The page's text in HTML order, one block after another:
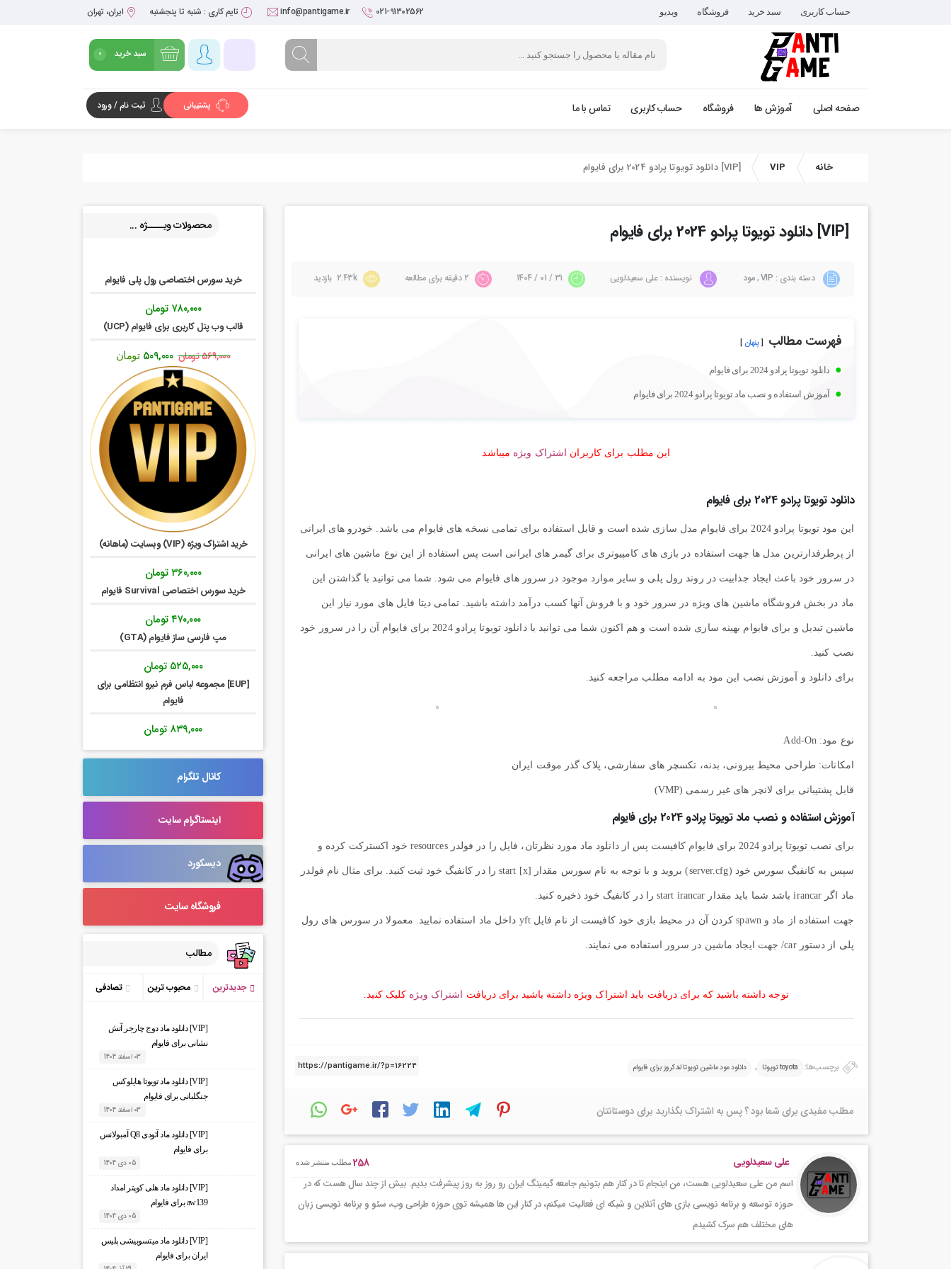
حساب کاربری سبد خرید فروشگاه ویدیو 021-91302562
info@pantigame.ir تایم کاری : شنبه تا پنجشنبه ایران، تهران
سبد خرید 0
صفحه اصلی آموزش ها فروشگاه حساب کاربری تماس با ما پشتیبانی ثبت نام / ورود
خانه VIP [VIP] دانلود تویوتا پرادو 2024 برای فایوام
[VIP] دانلود تویوتا پرادو 2024 برای فایوام
دسته بندی : VIP
,مود نویسنده : علی سعیدلویی 2.43k بازدید
فهرست مطالب پنهان
دانلود تویوتا پرادو 2024 برای فایوام
آموزش استفاده و نصب ماد تویوتا پرادو 2024 برای فایوام
این مطلب برای کاربران اشتراک ویژه میباشد
دانلود تویوتا پرادو 2024 برای فایوام
این مود تویوتا پرادو 2024 برای فایوام مدل سازی شده است و قابل استفاده برای تمامی نسخه های فایوام می باشد. خودرو های ایرانی
از پرطرفدارترین مدل ها جهت استفاده در بازی های کامپیوتری برای گیمر های ایرانی است پس استفاده از این نوع ماشین های ایرانی
در سرور خود باعث ایجاد جذابیت در روند رول پلی و سایر موارد موجود در سرور های فایوام می شود. شما می توانید با گذاشتن این
ماد در بخش فروشگاه ماشین های ویژه در سرور خود و با فروش آنها کسب درآمد داشته باشید. تمامی دیتا فایل های مورد نیاز این
ماشین تبدیل و برای فایوام بهینه سازی شده است و هم اکنون شما می توانید با دانلود تویوتا پرادو 2024 برای فایوام آن را در سرور خود
نصب کنید.
برای دانلود و آموزش نصب این مود به ادامه مطلب مراجعه کنید.
نوع مود: Add-On
امکانات: طراحی محیط بیرونی، بدنه، تکسچر های سفارشی، پلاک گذر موقت ایران
قابل پشتیبانی برای لانچر های غیر رسمی (VMP)
آموزش استفاده و نصب ماد تویوتا پرادو 2024 برای فایوام
برای نصب تویوتا پرادو 2024 برای فایوام کافیست پس از دانلود ماد مورد نظرتان، فایل را در فولدر resources خود اکسترکت کرده و
سپس به کانفیگ سورس خود (server.cfg) بروید و با توجه به نام سورس مقدار start [x] را در کانفیگ خود ثبت کنید. برای مثال نام فولدر
ماد اگر irancar باشد شما باید مقدار start irancar را در کانفیگ خود ذخیره کنید.
جهت استفاده از ماد و spawn کردن آن در محیط بازی خود کافیست از نام فایل yft داخل ماد استفاده نمایید. معمولا در سورس های رول
پلی از دستور car/ جهت ایجاد ماشین در سرور استفاده می نمایند.
توجه داشته باشید که برای دریافت باید اشتراک ویژه داشته باشید برای دریافت اشتراک ویژه کلیک کنید.
برچسب‌ها: toyota تویوتا , دانلود مود ماشین تویوتا لندکروز برای فایوام
مطلب مفیدی برای شما بود ؟ پس به اشتراک بگذارید برای دوستانتان
علی سعیدلویی 258مطلب منتشر شده
اسم من علی سعیدلویی هست، من اینجام تا در کنار هم بتونیم جامعه گیمینگ ایران رو روز به روز پیشرفت بدیم. بیش از چند سال هست که در
حوزه توسعه و برنامه نویسی بازی های آنلاین و شبکه ای فعالیت میکنم، در کنار این ها همیشه توی حوزه طراحی وب، سئو و برنامه نویسی زبان
های مختلف هم سرک کشیدم
محصولات ویــــژه ...
خرید سورس اختصاصی رول پلی فایوام
۷۸۰,۰۰۰ تومان
قالب وب پنل کاربری برای فایوام (UCP)
۵۶۹,۰۰۰تومان قیمت
اصلی:
۵۶۹,۰۰۰ تومان
بود.
۵۰۹,۰۰۰ تومان
خرید اشتراک ویژه (VIP) وبسایت (ماهانه)
۳۶۰,۰۰۰تومان
خرید سورس اختصاصی Survival فایوام
۴۷۰,۰۰۰تومان
مپ فارسی ساز فایوام (GTA)
۵۲۵,۰۰۰ تومان
[EUP] مجموعه لباس فرم نیرو انتظامی برای
فایوام
۸۳۹,۰۰۰ تومان
کانال تلگرام
اینستاگرام سایت
دیسکورد
فروشگاه سایت
مطالب
جدیدترین محبوب ترین تصادفی
[VIP] دانلود ماد دوج چارجر آتش
نشانی برای فایوام
03 اسفند 1404
[VIP] دانلود ماد تویوتا هایلوکس
جنگلبانی برای فایوام
03 اسفند 1404
[VIP] دانلود ماد آئودی Q8 آمبولانس
برای فایوام
05 دی 1404
[VIP] دانلود ماد هلی کوپتر امداد
aw139 برای فایوام
05 دی 1404
[VIP] دانلود ماد میتسوبیشی پلیس
ایران برای فایوام